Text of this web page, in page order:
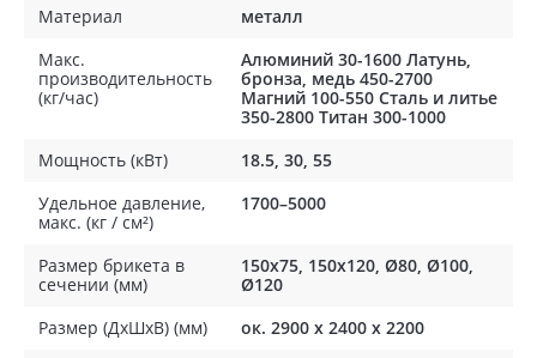
Материал
металл
Макс.
производительность
(кг/час)
Алюминий 30-1600 Латунь,
бронза, медь 450-2700
Магний 100-550 Сталь и литье
350-2800 Титан 300-1000
Мощность (кВт)
18.5, 30, 55
Удельное давление,
макс. (кг / см²)
1700–5000
Размер брикета в
сечении (мм)
150x75, 150x120, Ø80, Ø100,
Ø120
Размер (ДхШхВ) (мм)
ок. 2900 х 2400 х 2200